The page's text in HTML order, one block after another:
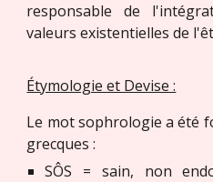
responsable de
valeurs existentielles de
Étymologie et Devise :
Le mot sophrologie a été
grecques :
SÔS = sain, non